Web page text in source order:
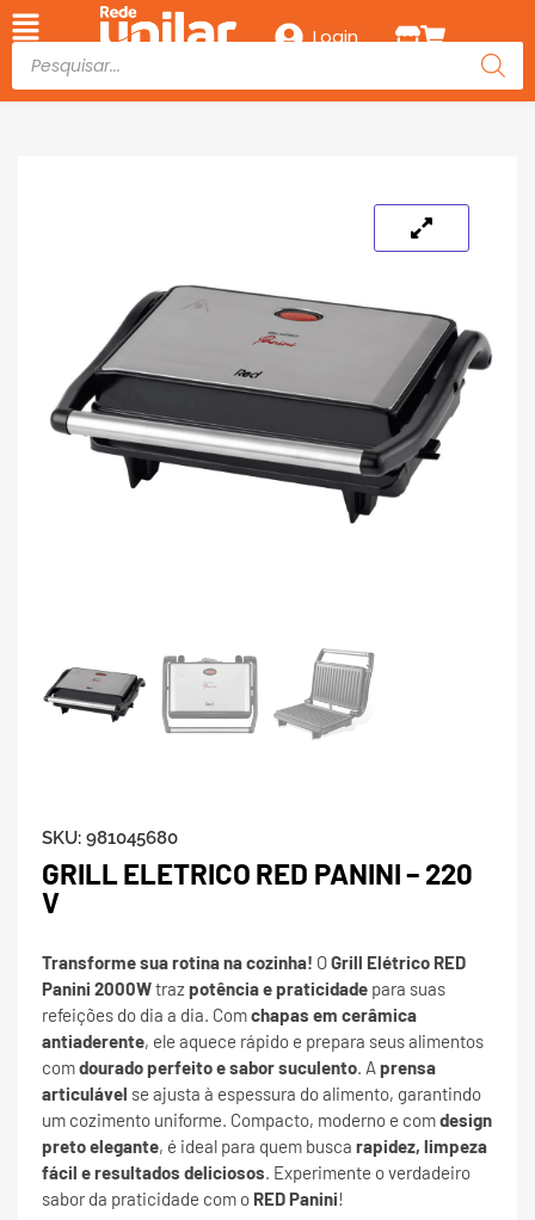
Login
SKU: 981045680
GRILL ELETRICO RED PANINI – 220
V
Transforme sua rotina na cozinha! OGrill Elétrico RED
Panini 2000Wtrazpotência e praticidade para suas
refeições do dia a dia. Comchapas em cerâmica
antiaderente, ele aquece rápido e prepara seus alimentos
comdourado perfeito e sabor suculento. Aprensa
articulável se ajusta à espessura do alimento, garantindo
um cozimento uniforme. Compacto, moderno e comdesign
preto elegante, é ideal para quem busca rapidez, limpeza
fácil e resultados deliciosos. Experimente o verdadeiro
sabor da praticidade com o RED Panini!